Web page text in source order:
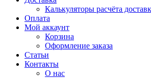
Калькуляторы расчёта
Оплата
Мой аккаунт
Корзина
Оформление заказа
Статьи
Контакты
О нас